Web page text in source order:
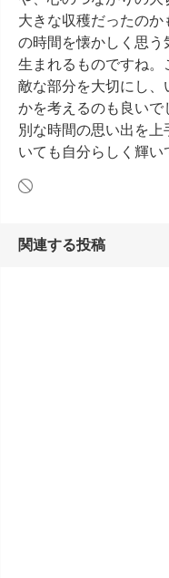
大きな収穫だったの
の時間を懐かしく思う
生まれるものですね
敵な部分を大切にし、
かを考えるのも良い
別な時間の思い出を
いても自分らしく輝い
関連する投稿